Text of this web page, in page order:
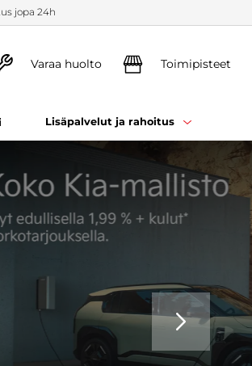
jopa 24h
Varaa huolto Toimipisteet
Lisäpalvelut ja rahoitus
SEURAAVA